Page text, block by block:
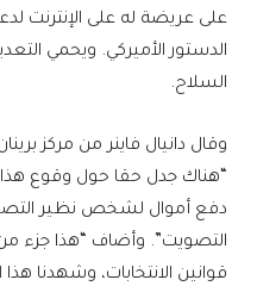
على عريضة له على الإنترنت
الدستور الأميركي. ويحمي
السلاح.
وقال دانيال فاينر من مركز
“هناك جدل حقا حول وقوع
دفع أموال لشخص نظير
التصويت”. وأضاف “هذا جزء
قوانين الانتخابات، وشهدنا